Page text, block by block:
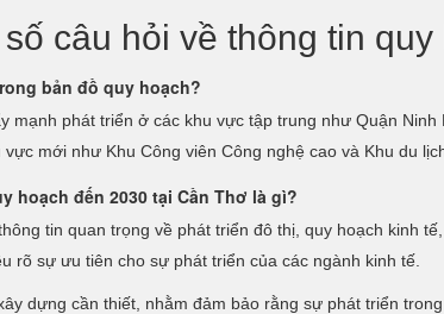
câu hỏi về thông tin
bản đồ quy hoạch?
mạnh phát triển ở các khu vực tập trung như Quận
mới như Khu Công viên Công nghệ cao và Khu du
hoạch đến 2030 tại Cần Thơ là gì?
tin quan trọng về phát triển đô thị, quy hoạch kinh
rõ sự ưu tiên cho sự phát triển của các ngành kinh tế.
dựng cần thiết, nhằm đảm bảo rằng sự phát triển